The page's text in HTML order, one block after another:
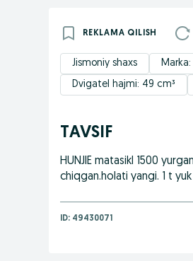
REKLAMA QILISH
Jismoniy shaxs
Dvigatel hajmi: 49 cm³
TAVSIF
HUNJIE matasikl 1500
chiqgan.holati yangi. 1 t
ID: 49430071